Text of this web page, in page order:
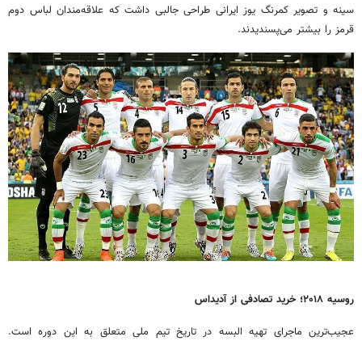
سینه و تصویر کمرنگ یوز ایرانی طراحی جالبی داشت که علاقه‌مندان لباس دوم
قرمز را بیشتر می‌پسندیدند.
روسیه
عجیب‌ترین ماجرای تهیه البسه در تاریخ تیم ملی متعلق به این دوره است.